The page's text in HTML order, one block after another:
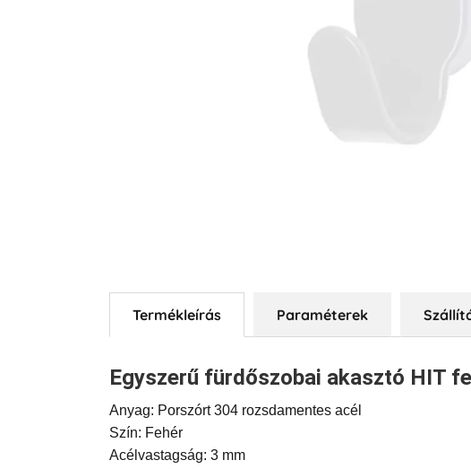
Termékleírás Paraméterek
Egyszerű fürdőszobai akasztó HIT
Anyag: Porszórt 304 rozsdamentes acél
Szín: Fehér
Acélvastagság: 3 mm